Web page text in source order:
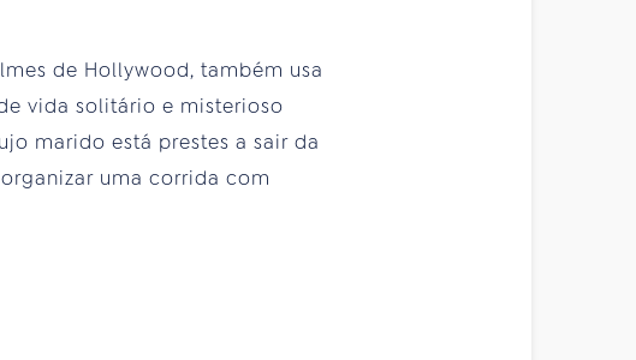
de Hollywood, também usa
vida solitário e misterioso
marido está prestes a sair da
uma corrida com